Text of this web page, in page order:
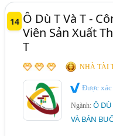
14 Ô Dù T Và T -
Viên Sản Xuất
T
NHÀ TÀI
Được
Ngành:Ô
VÀ BÁN